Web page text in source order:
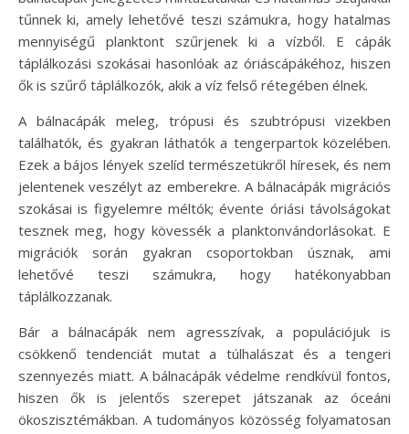
tűnnek ki, amely lehetővé teszi számukra, hogy hatalmas
mennyiségű planktont szűrjenek ki a vízből. E cápák
táplálkozási szokásai hasonlóak az óriáscápákéhoz, hiszen
ők is szűrő táplálkozók, akik a víz felső rétegében élnek.
A bálnacápák meleg, trópusi és szubtrópusi vizekben
találhatók, és gyakran láthatók a tengerpartok közelében.
Ezek a bájos lények szelíd természetükről híresek, és nem
jelentenek veszélyt az emberekre. A bálnacápák migrációs
szokásai is figyelemre méltók; évente óriási távolságokat
tesznek meg, hogy kövessék a planktonvándorlásokat. E
migrációk során gyakran csoportokban úsznak, ami
lehetővé teszi számukra, hogy hatékonyabban
táplálkozzanak.
Bár a bálnacápák nem agresszívak, a populációjuk is
csökkenő tendenciát mutat a túlhalászat és a tengeri
szennyezés miatt. A bálnacápák védelme rendkívül fontos,
hiszen ők is jelentős szerepet játszanak az óceáni
ökoszisztémákban. A tudományos közösség folyamatosan